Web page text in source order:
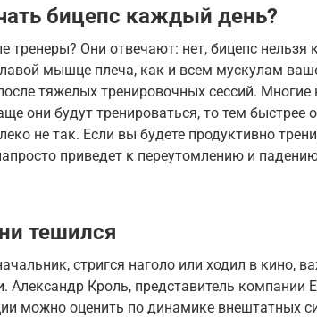
бицепс каждый день?
тренеры? Они отвечают: нет, бицепс нельзя
мышце плеча, как и всем мускулам
тяжелых тренировочных сессий.
они будут тренироваться, то тем быстрее
не так. Если вы будете продуктивно
приведет к переутомлению и
тешился
стригся наголо или ходил в кино,
Александр Кроль, представитель компании
можно оценить по динамике внештатных